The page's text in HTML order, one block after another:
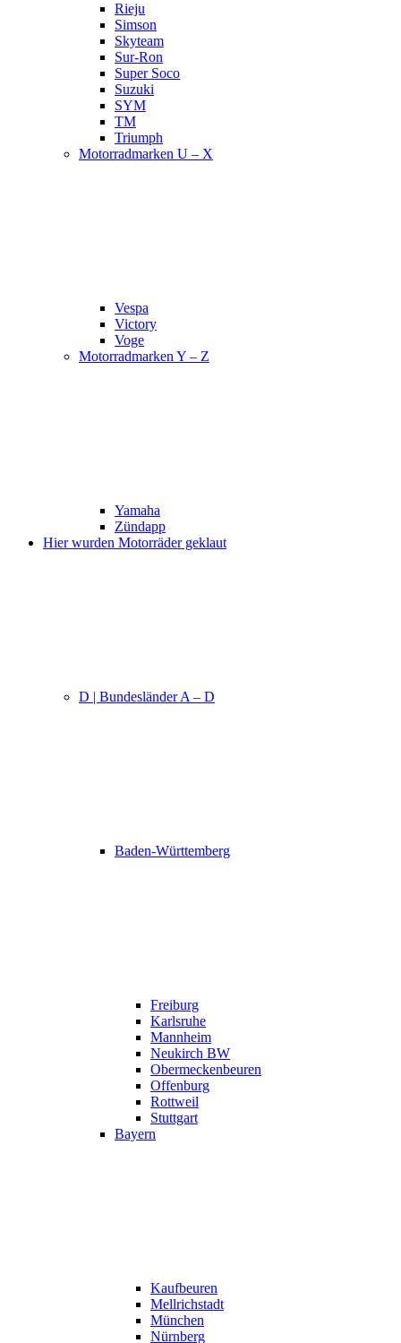
Rieju
Simson
Skyteam
Sur-Ron
Super Soco
Suzuki
SYM
TM
Triumph
Motorradmarken U – X
Vespa
Victory
Voge
Motorradmarken Y – Z
Yamaha
Zündapp
Hier wurden Motorräder geklaut
D | Bundesländer A – D
Baden-Württemberg
Freiburg
Karlsruhe
Mannheim
Neukirch BW
Obermeckenbeuren
Offenburg
Rottweil
Stuttgart
Bayern
Kaufbeuren
Mellrichstadt
München
Nürnberg